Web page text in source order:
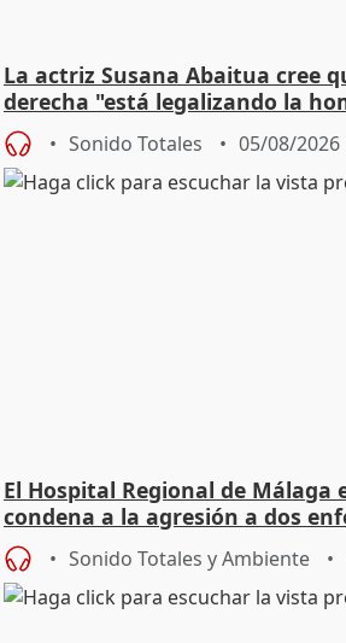
La actriz Susana Abaitua cree
derecha "está legalizando la
Sonido Totales 05/08/2026
El Hospital Regional de Málaga
condena a la agresión a dos
Urgencias
Sonido Totales y Ambiente